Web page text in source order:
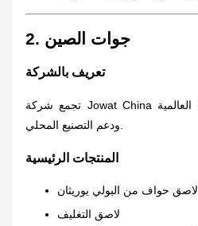
2. جوات الصين
تعريف بالشركة
تجمع شركة Jowat China بين تكنولوجيا المواد اللاصقة العالمية
المنتجات الرئيسية
لاصق حواف من البولي يوريثان
لاصق التغليف